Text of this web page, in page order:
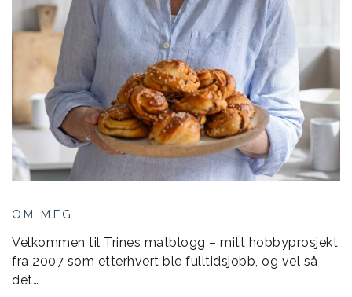
OM MEG
Velkommen til Trines matblogg – mitt hobbyprosjekt
fra 2007 som etterhvert ble fulltidsjobb, og vel så
det…